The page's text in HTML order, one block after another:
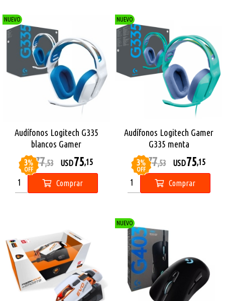
NUEVO
Audífonos Logitech G335
blancos Gamer
3%
OFF
USD77,53 USD75,15
Comprar
NUEVO
Audífonos Logitech Gamer
G335 menta
3%
OFF
USD77,53 USD75,15
Comprar
NUEVO